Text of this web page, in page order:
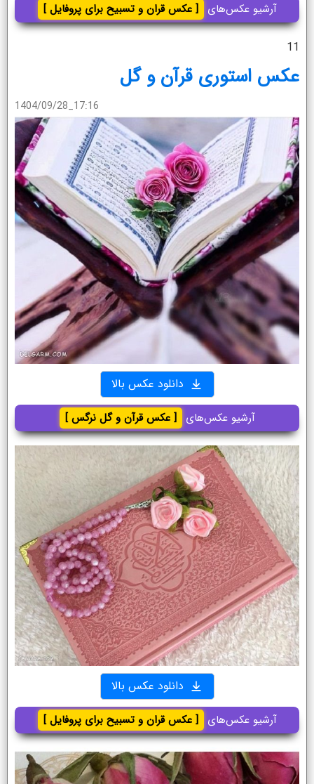
آرشیو عکس‌های [ عکس قران و تسبیح برای پروفایل ]
11
عکس استوری قرآن و گل
1404/09/28_17:16
دانلود عکس بالا
آرشیو عکس‌های [ عکس قرآن و گل نرگس ]
دانلود عکس بالا
آرشیو عکس‌های [ عکس قران و تسبیح برای پروفایل ]